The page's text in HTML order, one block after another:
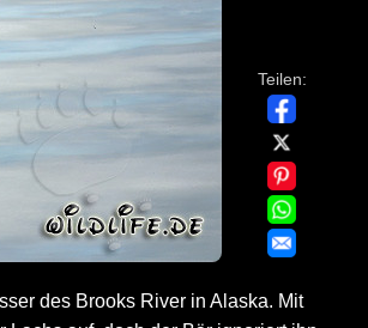
Teilen:
des Brooks River in Alaska. Mit